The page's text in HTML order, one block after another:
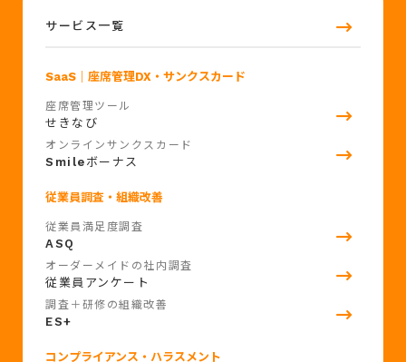
サービス一覧
SaaS ｜座席管理DX・サンクスカード
座席管理ツール
せきなび
オンラインサンクスカード
Smile ボーナス
従業員調査・組織改善
従業員満足度調査
ASQ
オーダーメイドの社内調査
従業員アンケート
調査＋研修の組織改善
ES+
コンプライアンス・ハラスメント